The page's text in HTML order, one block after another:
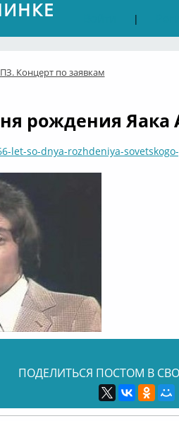
|
Концерт по заявкам
рождения
let-so-dnya-rozhdeniya-
ПОДЕЛИТЬСЯ ПОСТОМ В